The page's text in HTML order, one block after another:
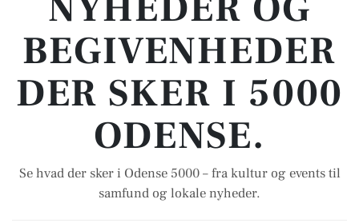
BEGIVENHEDER
DER SKER I 5000
ODENSE.
Se hvad der sker i Odense 5000 – fra kultur og events til
samfund og lokale nyheder.